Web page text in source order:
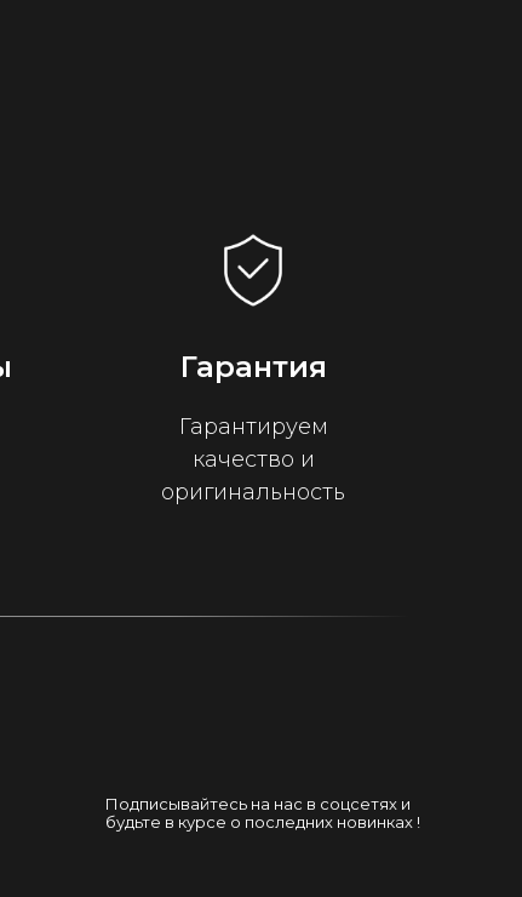
Гарантия
Гарантируем
качество и
оригинальность
Подписывайтесь на нас в соцсетях и
будьте в курсе о последних новинках !